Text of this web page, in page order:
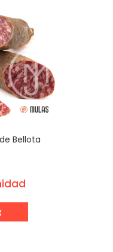
Bellota